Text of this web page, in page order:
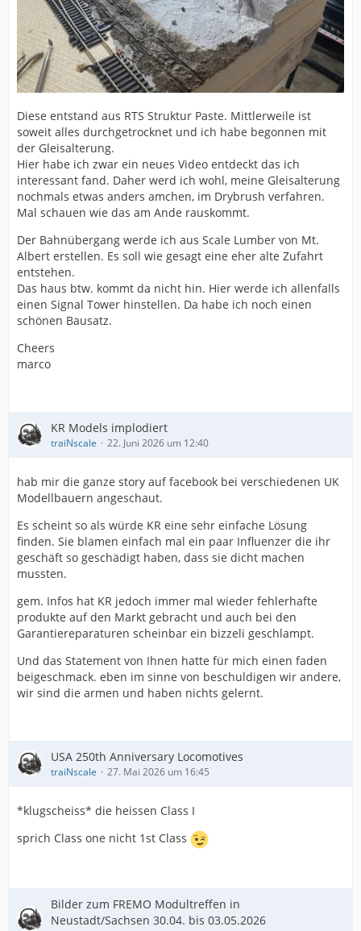
Diese entstand aus RTS Struktur Paste. Mittlerweile ist
soweit alles durchgetrocknet und ich habe begonnen mit
der Gleisalterung.
Hier habe ich zwar ein neues Video entdeckt das ich
interessant fand. Daher werd ich wohl, meine Gleisalterung
nochmals etwas anders amchen, im Drybrush verfahren.
Mal schauen wie das am Ande rauskommt.
Der Bahnübergang werde ich aus Scale Lumber von Mt.
Albert erstellen. Es soll wie gesagt eine eher alte Zufahrt
entstehen.
Das haus btw. kommt da nicht hin. Hier werde ich allenfalls
einen Signal Tower hinstellen. Da habe ich noch einen
schönen Bausatz.
Cheers
marco
KR Models implodiert
traiNscale 22. Juni 2026 um 12:40
hab mir die ganze story auf facebook bei verschiedenen UK
Modellbauern angeschaut.
Es scheint so als würde KR eine sehr einfache Lösung
finden. Sie blamen einfach mal ein paar Influenzer die ihr
geschäft so geschädigt haben, dass sie dicht machen
mussten.
gem. Infos hat KR jedoch immer mal wieder fehlerhafte
produkte auf den Markt gebracht und auch bei den
Garantiereparaturen scheinbar ein bizzeli geschlampt.
Und das Statement von Ihnen hatte für mich einen faden
beigeschmack. eben im sinne von beschuldigen wir andere,
wir sind die armen und haben nichts gelernt.
USA 250th Anniversary Locomotives
traiNscale 27. Mai 2026 um 16:45
*klugscheiss* die heissen Class I
sprich Class one nicht 1st Class
Bilder zum FREMO Modultreffen in
Neustadt/Sachsen 30.04. bis 03.05.2026